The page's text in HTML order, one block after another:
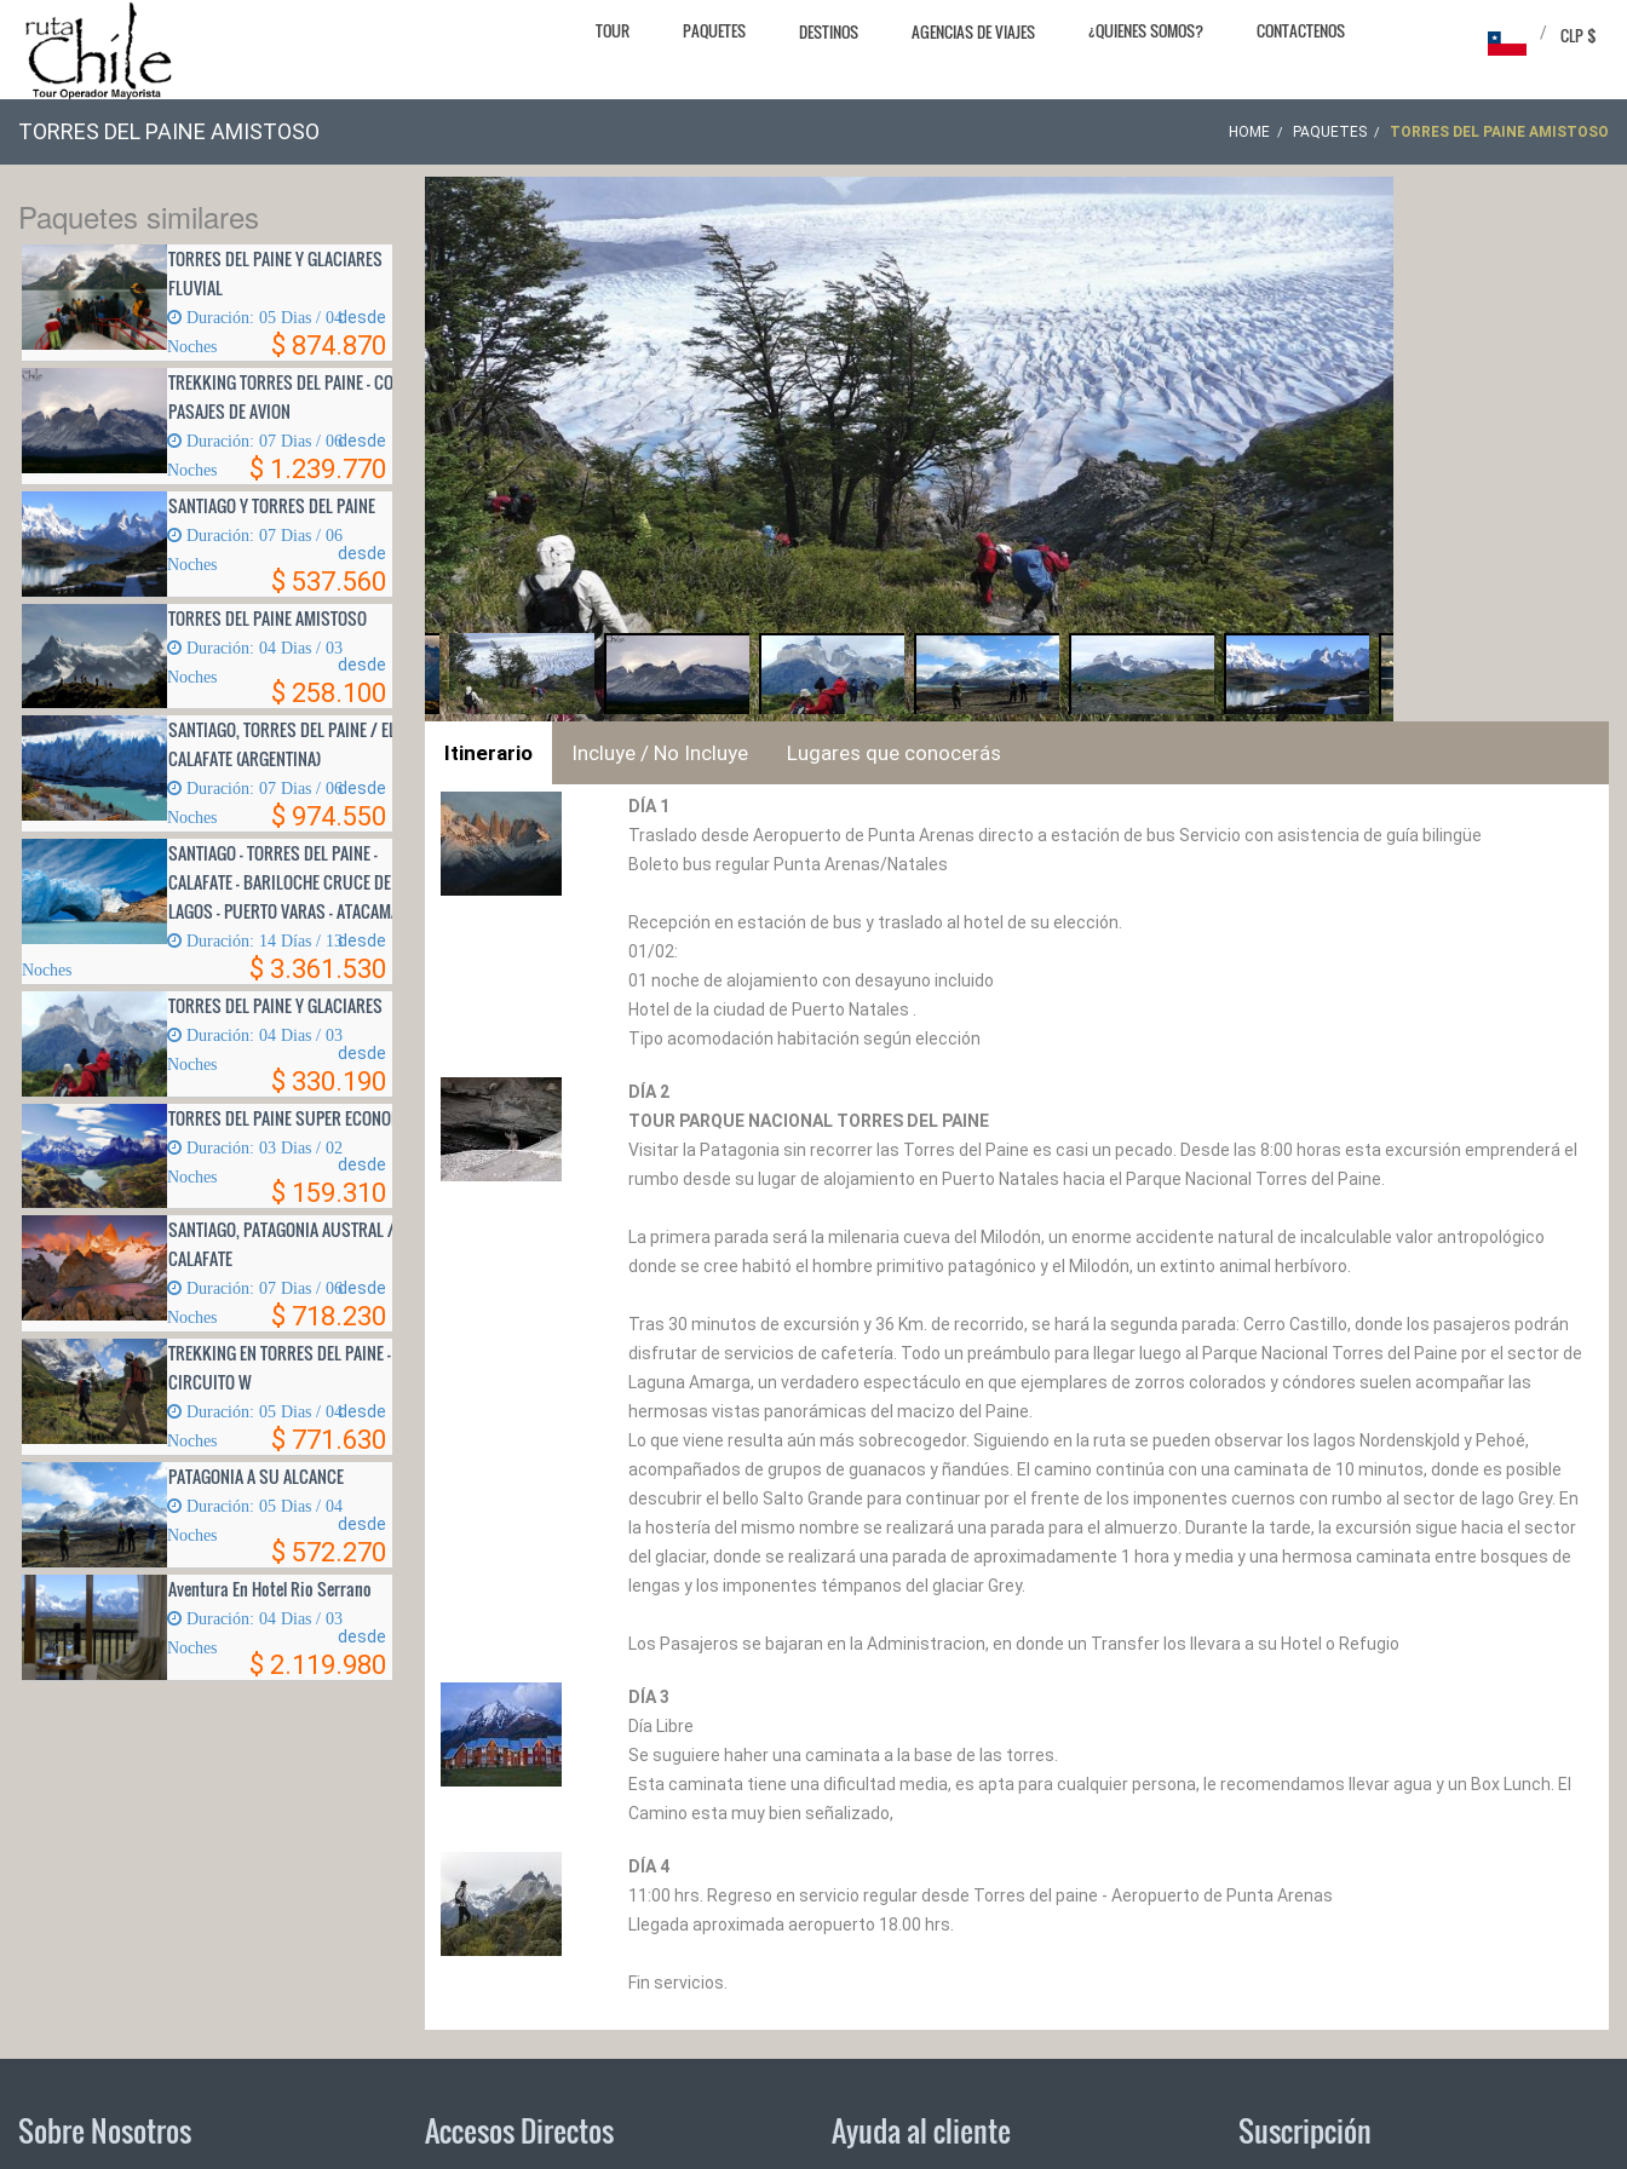
TOUR PAQUETES DESTINOS AGENCIAS DE VIAJES ¿QUIENES SOMOS? CONTACTENOS CLP $
/
TORRES DEL PAINE AMISTOSO HOME PAQUETES TORRES DEL PAINE AMISTOSO
Paquetes similares
TORRES DEL PAINE Y GLACIARES
FLUVIAL
Duración: 05 Di­as / 04
Noches
desde
$ 874.870
TREKKING TORRES DEL PAINE - CON
PASAJES DE AVION
Duración: 07 Dias / 06
Noches
desde
$ 1.239.770
SANTIAGO Y TORRES DEL PAINE
Duración: 07 Dias / 06
Noches
desde
$ 537.560
TORRES DEL PAINE AMISTOSO
Duración: 04 Di­as / 03
Noches
desde
$ 258.100
SANTIAGO, TORRES DEL PAINE / EL
CALAFATE (ARGENTINA)
Duración: 07 Dias / 06
Noches
desde
$ 974.550
SANTIAGO - TORRES DEL PAINE -
CALAFATE - BARILOCHE CRUCE DE
LAGOS - PUERTO VARAS - ATACAMA
Duración: 14 Días / 13
Noches
desde
$ 3.361.530
TORRES DEL PAINE Y GLACIARES
Duración: 04 Di­as / 03
Noches
desde
$ 330.190
TORRES DEL PAINE SUPER ECONOMICO
Duración: 03 Dias / 02
Noches
desde
$ 159.310
SANTIAGO, PATAGONIA AUSTRAL / EL
CALAFATE
Duración: 07 Dias / 06
Noches
desde
$ 718.230
TREKKING EN TORRES DEL PAINE -
CIRCUITO W
Duración: 05 Dias / 04
Noches
desde
$ 771.630
PATAGONIA A SU ALCANCE
Duración: 05 Di­as / 04
Noches
desde
$ 572.270
Aventura En Hotel Rio Serrano
Duración: 04 Dias / 03
Noches
desde
$ 2.119.980
Itinerario Incluye / No Incluye Lugares que conocerás
DÍA 1
Traslado desde Aeropuerto de Punta Arenas directo a estación de bus Servicio con asistencia de guía bilingüe
Boleto bus regular Punta Arenas/Natales
Recepción en estación de bus y traslado al hotel de su elección.
01/02:
01 noche de alojamiento con desayuno incluido
Hotel de la ciudad de Puerto Natales .
Tipo acomodación habitación según elección
DÍA 2
TOUR PARQUE NACIONAL TORRES DEL PAINE
Visitar la Patagonia sin recorrer las Torres del Paine es casi un pecado. Desde las 8:00 horas esta excursión emprenderá el
rumbo desde su lugar de alojamiento en Puerto Natales hacia el Parque Nacional Torres del Paine.
La primera parada será la milenaria cueva del Milodón, un enorme accidente natural de incalculable valor antropológico
donde se cree habitó el hombre primitivo patagónico y el Milodón, un extinto animal herbívoro.
Tras 30 minutos de excursión y 36 Km. de recorrido, se hará la segunda parada: Cerro Castillo, donde los pasajeros podrán
disfrutar de servicios de cafetería. Todo un preámbulo para llegar luego al Parque Nacional Torres del Paine por el sector de
Laguna Amarga, un verdadero espectáculo en que ejemplares de zorros colorados y cóndores suelen acompañar las
hermosas vistas panorámicas del macizo del Paine.
Lo que viene resulta aún más sobrecogedor. Siguiendo en la ruta se pueden observar los lagos Nordenskjold y Pehoé,
acompañados de grupos de guanacos y ñandúes. El camino continúa con una caminata de 10 minutos, donde es posible
descubrir el bello Salto Grande para continuar por el frente de los imponentes cuernos con rumbo al sector de lago Grey. En
la hostería del mismo nombre se realizará una parada para el almuerzo. Durante la tarde, la excursión sigue hacia el sector
del glaciar, donde se realizará una parada de aproximadamente 1 hora y media y una hermosa caminata entre bosques de
lengas y los imponentes témpanos del glaciar Grey.
Los Pasajeros se bajaran en la Administracion, en donde un Transfer los llevara a su Hotel o Refugio
DÍA 3
Día Libre
Se suguiere haher una caminata a la base de las torres.
Esta caminata tiene una dificultad media, es apta para cualquier persona, le recomendamos llevar agua y un Box Lunch. El
Camino esta muy bien señalizado,
DÍA 4
11:00 hrs. Regreso en servicio regular desde Torres del paine - Aeropuerto de Punta Arenas
Llegada aproximada aeropuerto 18.00 hrs.
Fin servicios.
Sobre Nosotros Accesos Directos Ayuda al cliente Suscripción